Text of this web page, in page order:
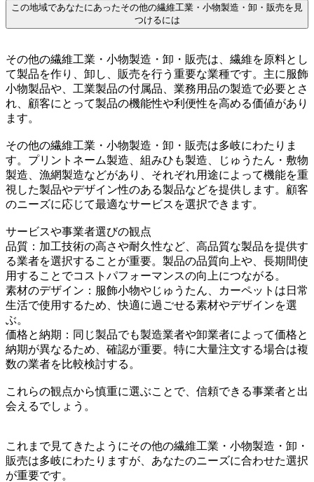
この地域であなたにあったその他の繊維工業・小物製造・卸・販売を見
つけるには
その他の繊維工業・小物製造・卸・販売は、繊維を原料とし
て製品を作り、卸し、販売を行う重要な業種です。主に服飾
小物製品や、工業製品の付属品、業務用品の製造で必要とさ
れ、顧客にとって製品の機能性や利便性を高める価値があり
ます。
その他の繊維工業・小物製造・卸・販売は多岐にわたりま
す。プリントネーム製造、組みひも製造、じゅうたん・敷物
製造、漁網製造などがあり、それぞれ用途によって機能を重
視した製品やデザイン性のある製品などを提供します。顧客
のニーズに応じて最適なサービスを選択できます。
サービスや事業者選びの観点
品質：加工技術の高さや耐久性など、高品質な製品を提供す
る業者を選択することが重要。製品の品質向上や、長期間使
用することでコストパフォーマンスの向上につながる。
素材のデザイン：服飾小物やじゅうたん、カーペットは日常
生活で使用するため、快適に過ごせる素材やデザインを選
ぶ。
価格と納期：同じ製品でも製造業者や卸業者によって価格と
納期が異なるため、確認が重要。特に大量注文する場合は複
数の業者を比較検討する。
これらの観点から慎重に選ぶことで、信頼できる事業者と出
会えるでしょう。
これまで見てきたようにその他の繊維工業・小物製造・卸・
販売は多岐にわたりますが、あなたのニーズに合わせた選択
が重要です。